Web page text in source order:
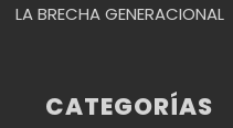
LA BRECHA GENERACIONAL
CATEGORÍAS